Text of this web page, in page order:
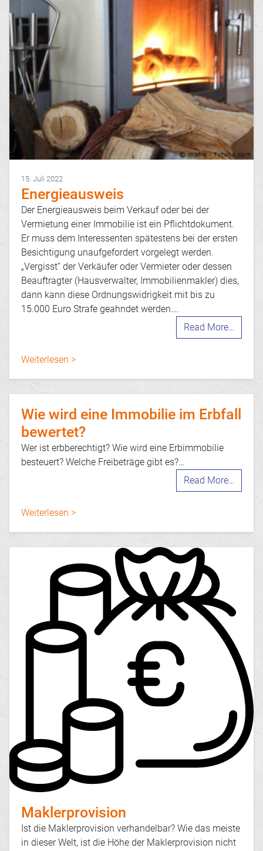
15. Juli 2022
Energieausweis
Der Energieausweis beim Verkauf oder bei der
Vermietung einer Immobilie ist ein Pflichtdokument.
Er muss dem Interessenten spätestens bei der ersten
Besichtigung unaufgefordert vorgelegt werden.
„Vergisst“ der Verkäufer oder Vermieter oder dessen
Beauftragter (Hausverwalter, Immobilienmakler) dies,
dann kann diese Ordnungswidrigkeit mit bis zu
15.000 Euro Strafe geahndet werden….
Read More…
Weiterlesen >
Wie wird eine Immobilie im Erbfall
bewertet?
Wer ist erbberechtigt? Wie wird eine Erbimmobilie
besteuert? Welche Freibeträge gibt es?…
Read More…
Weiterlesen >
Maklerprovision
Ist die Maklerprovision verhandelbar? Wie das meiste
in dieser Welt, ist die Höhe der Maklerprovision nicht